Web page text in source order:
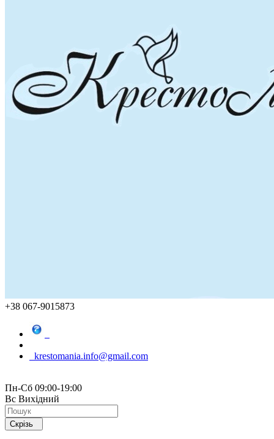
+38 067-9015873
krestomania.info@gmail.com
Пн-Сб 09:00-19:00
Вс Вихідний
Скрізь